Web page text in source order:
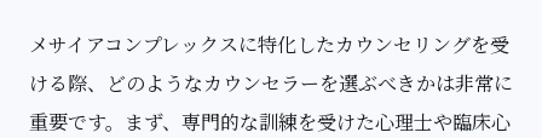
メサイアコンプレックスに特化したカウンセリングを受
ける際、どのようなカウンセラーを選ぶべきかは非常に
重要です。まず、専門的な訓練を受けた心理士や臨床心